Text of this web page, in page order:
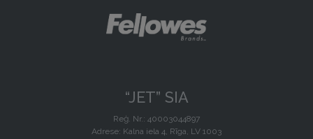
“JET” SIA
Reģ. Nr.: 40003044897
Adrese: Kalna iela 4, Rīga, LV 1003